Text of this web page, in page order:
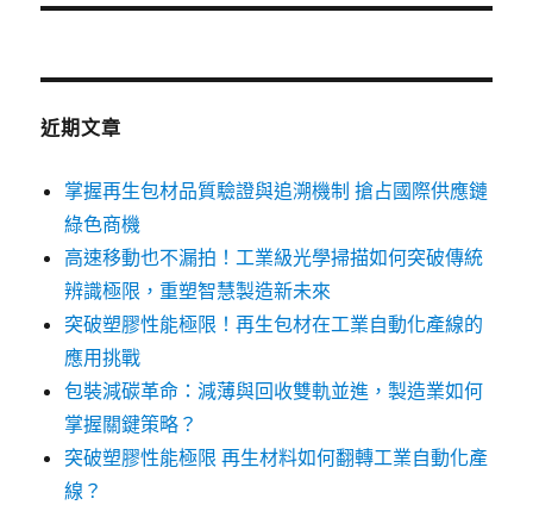
文
近期文章
掌握再生包材品質驗證與追溯機制 搶占國際供應鏈
綠色商機
高速移動也不漏拍！工業級光學掃描如何突破傳統
辨識極限，重塑智慧製造新未來
突破塑膠性能極限！再生包材在工業自動化產線的
應用挑戰
包裝減碳革命：減薄與回收雙軌並進，製造業如何
掌握關鍵策略？
突破塑膠性能極限 再生材料如何翻轉工業自動化產
線？